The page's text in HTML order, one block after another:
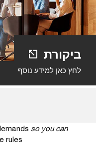
ביקורת
לחץ כאן למידע נוסף
so you can
rules